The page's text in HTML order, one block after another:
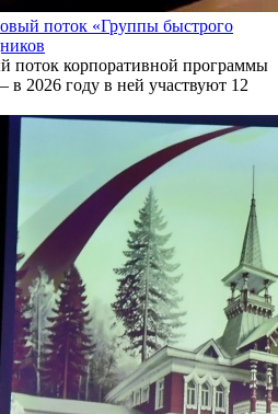
поток «Группы быстрого
поток корпоративной программы
в 2026 году в ней участвуют 12